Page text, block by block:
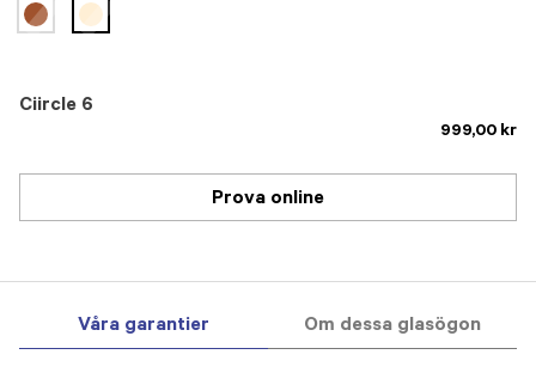
Ciircle 6
999,00 kr
selected
Prova online
Våra garantier Om dessa glasögon